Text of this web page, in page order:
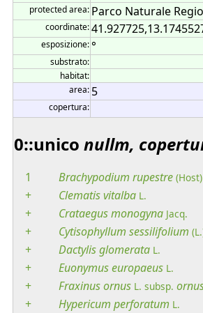
protected area: Parco Naturale
coordinate:
esposizione: °
substrato:
habitat:
area: 5
copertura:
0::unico nullm,
1 Brachypodium rupestre
+ Clematisvitalba L.
+ Crataegusmonogyna Jacq.
+ Cytisophyllum sessilifolium
+ Dactylisglomerata L.
+ Euonymuseuropaeus L.
+ Fraxinusornus L. subsp.
+
Hypericum perforatum L.